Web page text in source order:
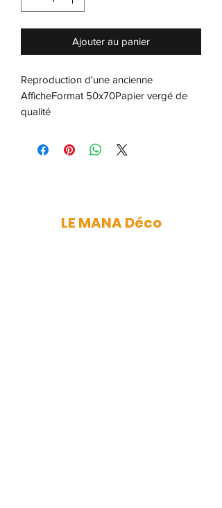
Ajouter au panier
Reproduction d'une ancienne
AfficheFormat 50x70Papier vergé de
qualité
LE MANA Déco